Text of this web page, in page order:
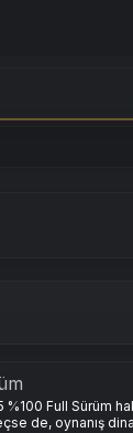
Full Sürüm
de, oynanış